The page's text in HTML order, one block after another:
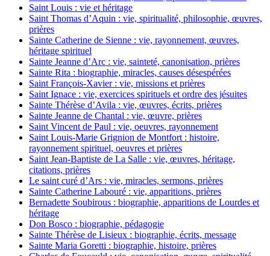
Saint Louis : vie et héritage
Saint Thomas d’Aquin : vie, spiritualité, philosophie, œuvres,
prières
Sainte Catherine de Sienne : vie, rayonnement, œuvres,
héritage spirituel
Sainte Jeanne d’Arc : vie, sainteté, canonisation, prières
Sainte Rita : biographie, miracles, causes désespérées
Saint François-Xavier : vie, missions et prières
Saint Ignace : vie, exercices spirituels et ordre des jésuites
Sainte Thérèse d’Avila : vie, œuvres, écrits, prières
Sainte Jeanne de Chantal : vie, œuvre, prières
Saint Vincent de Paul : vie, oeuvres, rayonnement
Saint Louis-Marie Grignion de Montfort : histoire,
rayonnement spirituel, oeuvres et prières
Saint Jean-Baptiste de La Salle : vie, œuvres, héritage,
citations, prières
Le saint curé d’Ars : vie, miracles, sermons, prières
Sainte Catherine Labouré : vie, apparitions, prières
Bernadette Soubirous : biographie, apparitions de Lourdes et
héritage
Don Bosco : biographie, pédagogie
Sainte Thérèse de Lisieux : biographie, écrits, message
Sainte Maria Goretti : biographie, histoire, prières